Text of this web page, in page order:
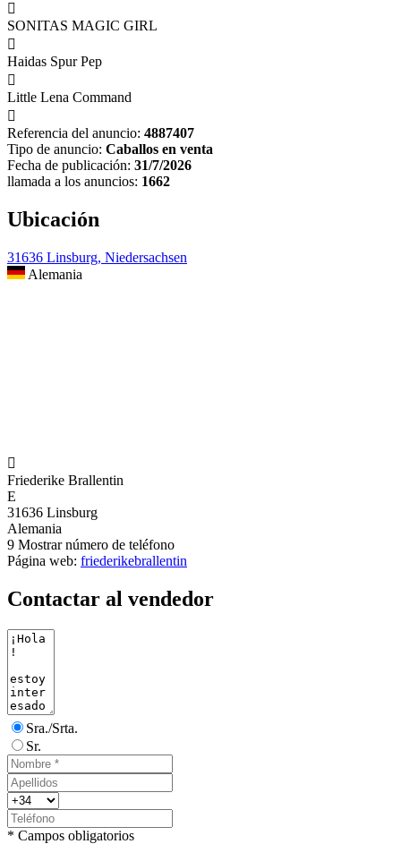

SONITAS MAGIC GIRL

Haidas Spur Pep

Little Lena Command

Referencia del anuncio: 4887407
Tipo de anuncio: Caballos en venta
Fecha de publicación: 31/7/2026
llamada a los anuncios: 1662
Ubicación
31636 Linsburg, Niedersachsen
Alemania

Friederike Brallentin
E
31636 Linsburg
Alemania
9 Mostrar número de teléfono
Página web: friederikebrallentin
Contactar al vendedor
Sra./Srta.
Sr.
* Campos obligatorios